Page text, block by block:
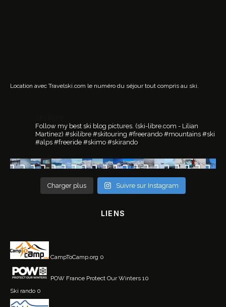
Location avec Travelski.com le numéro du séjour tout compris au ski.
Follow my best ski blog pictures. (ski-libre.com - Lilian
Martinez) #skilibre #skitouring #freerando #mountains #ski
#alps #freeride #skimo #skirando
Charger plus Suivre sur Instagram
LIENS
CampToCamp.org 0
POW France Protect Our Winters 10
Ski rando 0